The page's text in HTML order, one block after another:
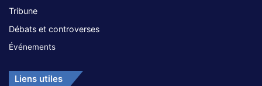
Tribune
Débats et controverses
Événements
Liens utiles